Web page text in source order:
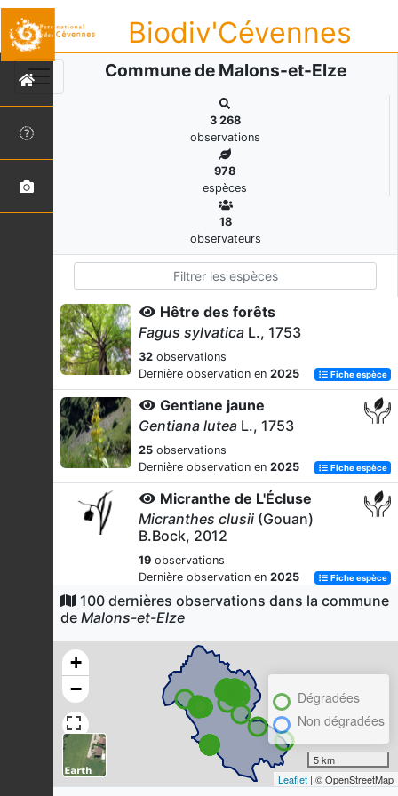
Biodiv'Cévennes
Commune de Malons-et-Elze
3 268
observations
978
espèces
18
observateurs
Hêtre des forêts
Fagus sylvatica L., 1753
32 observations
Dernière observation en 2025 Fiche espèce
Gentiane jaune
Gentiana lutea L., 1753
25 observations
Dernière observation en 2025 Fiche espèce
Micranthe de L'Écluse
Micranthes clusii (Gouan)
B.Bock, 2012
19 observations
Dernière observation en 2025 Fiche espèce
Coussinet des bois
Leucobryum glaucum
Ångstr., 1845
observations
Dernière observation en
Frullania fragilifolia(Taylor)
Gottsche, Lindenb. & Nees, 1845
100 dernières observations dans la commune
de Malons-et-Elze
+
−
Dégradées
Non dégradées
5 km
Leaflet | © OpenStreetMap